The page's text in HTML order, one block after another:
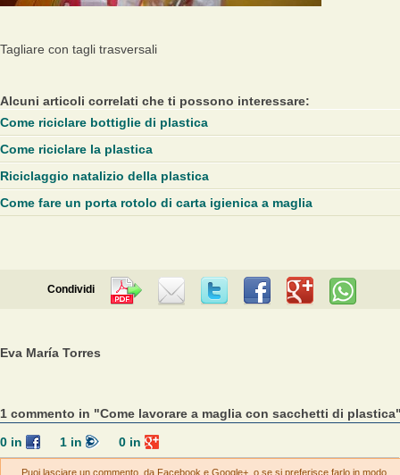
Tagliare con tagli trasversali
Alcuni articoli correlati che ti possono interessare:
Come riciclare bottiglie di plastica
Come riciclare la plastica
Riciclaggio natalizio della plastica
Come fare un porta rotolo di carta igienica a maglia
Condividi
Eva María Torres
1 commento in "Come lavorare a maglia con sacchetti di
0in 1in 0 in
Puoi lasciare un commento, da Facebook e Google+, o se si preferisce farlo in modo